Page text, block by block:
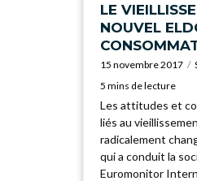
LE
NOUVEL
15 novembre 2017
5 mins de lecture
Les attitudes et
liés au
radicalement
qui a conduit la
Euromonitor